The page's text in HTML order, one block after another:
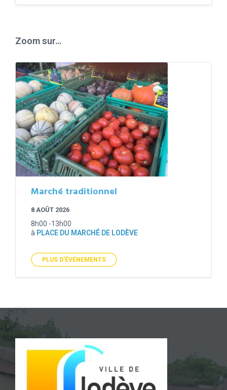
Zoom sur…
Marché traditionnel
8 AOÛT 2026
8h00 -13h00
à PLACE DU MARCHÉ DE LODÈVE
PLUS D'ÉVÉNEMENTS